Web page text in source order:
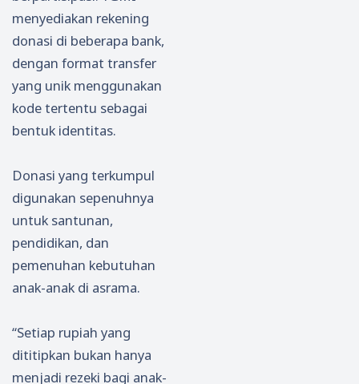
menyediakan rekening
donasi di beberapa bank,
dengan format transfer
yang unik menggunakan
kode tertentu sebagai
bentuk identitas.
Donasi yang terkumpul
digunakan sepenuhnya
untuk santunan,
pendidikan, dan
pemenuhan kebutuhan
anak-anak di asrama.
“Setiap rupiah yang
dititipkan bukan hanya
menjadi rezeki bagi anak-